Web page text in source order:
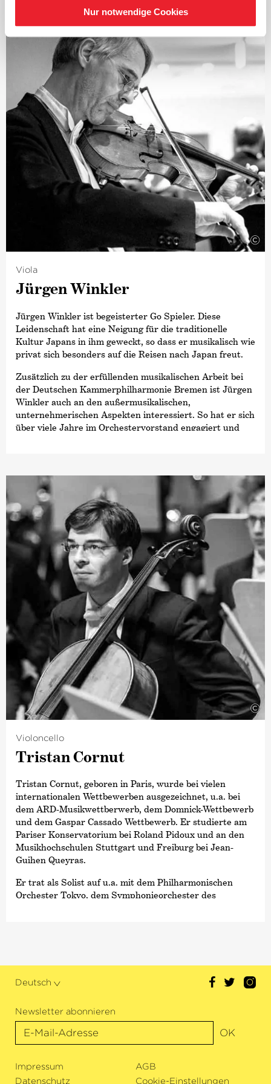
Nur notwendige Cookies
Künstlern wie Sarah Christian, Florian Donderer und
Tanja Tetzlaff zusammen. Ihre jüngste Aufnahme, das
Kammermusik-Album›Jonny‹, wurde für einen Opus
Klassik 2020 nominiert.
Sowohl als Solistin als auch als Kammermusikerin hat
die Musikerin bereits in ganz Europa, Großbritannien,
den USA und Neuseeland Konzerte gegeben und ist auf
internationalen Festivals wie dem Edinburgh
International Arts Festival, dem Rottweil Musikfestival
Sommersprossen und dem Heidelberger Frühling
aufgetreten. Von 2017 bis 2019 war sie Akademistin der
Deutschen Kammer­philharmonie Bremen, bevor sie
festes Mitglied des Orchesters wurde und spielte als
Konzertmeisterin in Ensembles wie der Kammer­
philharmonie Landshut, Musica Assoluta und der
Darüber hinaus absolvierte sie ein Praktikum bei der
NDR Radiophilharmonie Hannover und spielte als
philharmonie Landshut und der Camerata Hamburg.
Seit 2018 ist Emma Yoon zudem Mitglied des Estonian
Festival Orchestra, das mit Paavo Järvi beim Pärnu
Music Festival in Estland arbeitet.
©
Viola
Jürgen Winkler
Jürgen Winkler ist begeisterter Go Spieler. Diese
Leidenschaft hat eine Neigung für die traditionelle
Kultur Japans in ihm geweckt, so dass er musikalisch wie
privat sich besonders auf die Reisen nach Japan freut.
Zusätzlich zu der erfüllenden musikalischen Arbeit bei
der Deutschen Kammer­philharmonie Bremen ist Jürgen
Winkler auch an den außermusikalischen,
unternehmerischen Aspekten interessiert. So hat er sich
über viele Jahre im Orchestervorstand engagiert und
Für einen heutigen Orchesterprofi extrem
ungewöhnlich, kam Jürgen Winkler 1982 von der Jungen
Deutschen Philharmonie zur Deutschen Kammer­
philharmonie Bremen, als er noch Mathematik, Biologie
und Geographie in Tübingen studierte. Anschließend
wechselte er das Fach und studierte Bratsche bei Serge
Collot und Emile Cantor.
Verschiedene Meisterkurse und intensiver
Quartettunterricht beim Melos Quartett und dem
LaSalle Quartett rundeten seine musikalische
Ausbildung ab.
Neben der Tätigkeit in seinem Orchester gilt seine
musikalische Leidenschaft der Kammermusik und der
Mitwirkung in Ensembles für Alte Musik.
©
Violoncello
Tristan Cornut
Tristan Cornut, geboren in Paris, wurde bei vielen
internationalen Wettbewerben ausgezeichnet, u.a. bei
dem ARD-Musikwettberwerb, dem Domnick-Wettbewerb
und dem Gaspar Cassado Wettbewerb. Er studierte am
Pariser Konservatorium bei Roland Pidoux und an den
Musikhochschulen Stuttgart und Freiburg bei Jean-
Guihen Queyras.
Er trat als Solist auf u.a. mit dem Philharmonischen
Orchester Tokyo, dem Symphonieorchester des
Als leidenschaftlicher Kammermusiker musizierte er an
Accardo, Bruno Giuranna, Miguel da Silva und Daniel
Hope und ist Preisträger der Kammermusik
Wettbewerbe Melbourne, Trondheim und Joseph Haydn
(Wien).
Tristan Cornut ist seit 2017 Professor für Violoncello an
der Hochschule für Musik Stuttgart. Er spielt derzeit ein
Deutsch
Newsletter abonnieren
OK
Impressum
AGB
Datenschutz
Cookie-Einstellungen